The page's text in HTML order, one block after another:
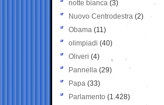
notte bianca (3)
Nuovo Centrodestra (2)
Obama (11)
olimpiadi (40)
Oliveri (4)
Pannella (29)
Papa (33)
Parlamento (1.428)